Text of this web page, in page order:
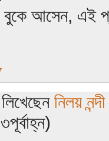
বুকে আসেন, এই
নিলয় নন্দী